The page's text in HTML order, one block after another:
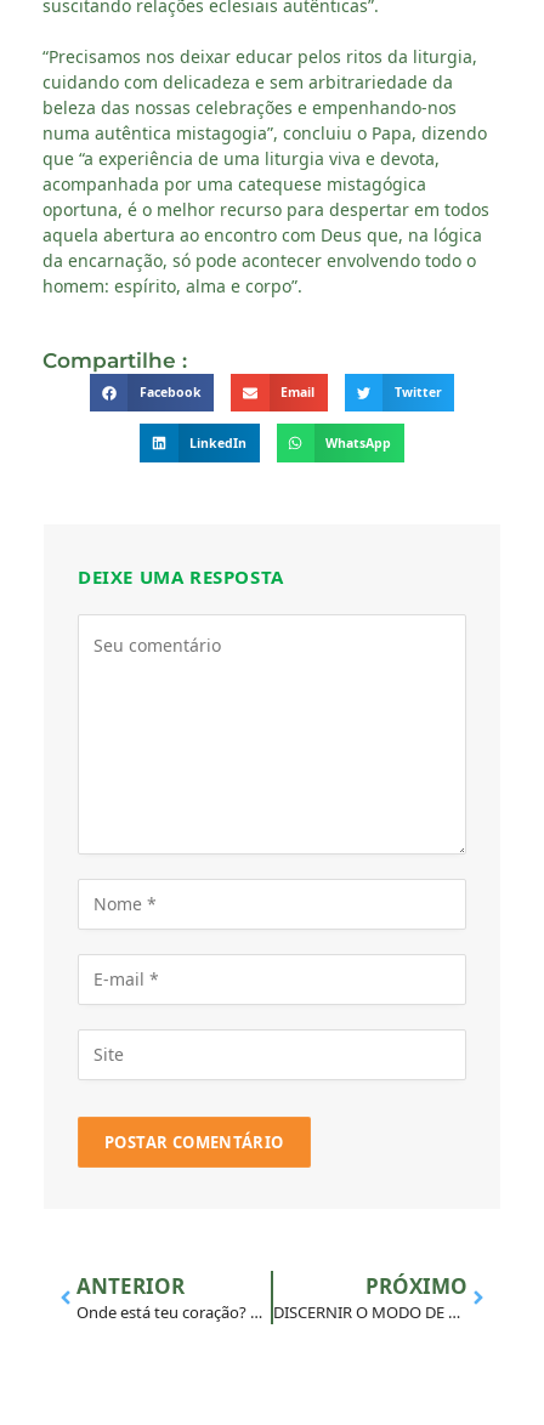
suscitando relações eclesiais autênticas”.
“Precisamos nos deixar educar pelos ritos da liturgia,
cuidando com delicadeza e sem arbitrariedade da
beleza das nossas celebrações e empenhando-nos
numa autêntica mistagogia”, concluiu o Papa, dizendo
que “a experiência de uma liturgia viva e devota,
acompanhada por uma catequese mistagógica
oportuna, é o melhor recurso para despertar em todos
aquela abertura ao encontro com Deus que, na lógica
da encarnação, só pode acontecer envolvendo todo o
homem: espírito, alma e corpo”.
Compartilhe :
Facebook Email Twitter
LinkedIn WhatsApp
DEIXE UMA RESPOSTA
ANTERIOR
Onde está teu coração? MAGIS lança campanha
PRÓXIMO
DISCERNIR O MODO DE HABITAR A TERRA